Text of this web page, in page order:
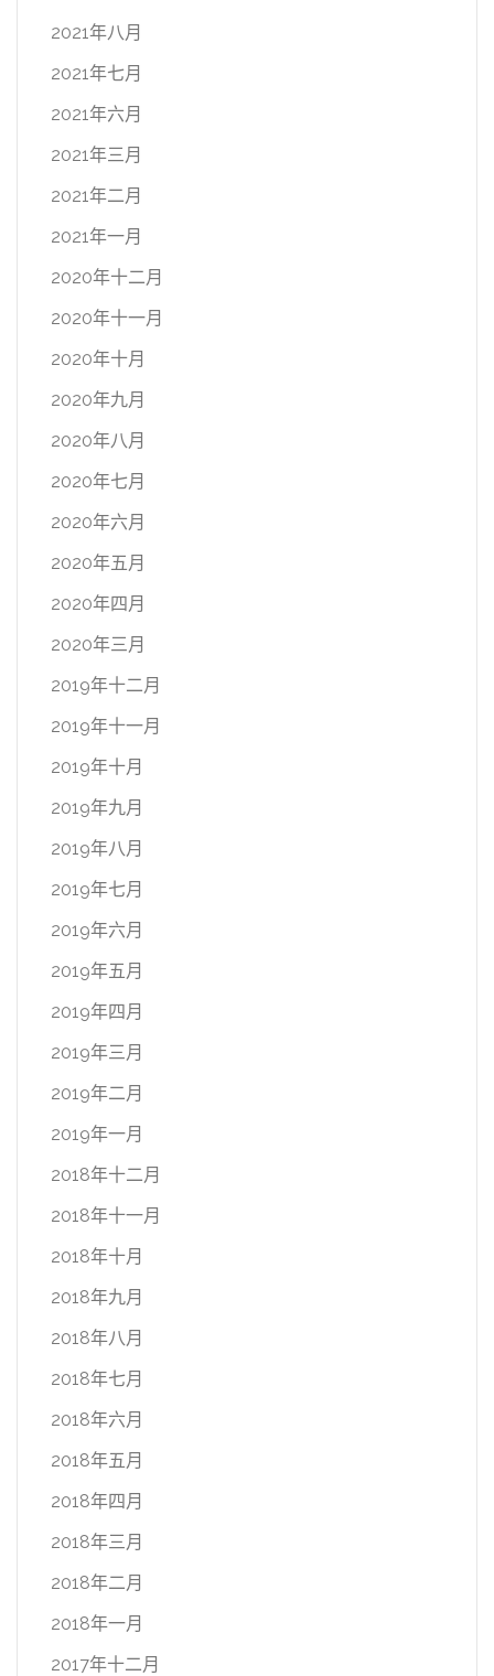
2021年八月
2021年七月
2021年六月
2021年三月
2021年二月
2021年一月
2020年十二月
2020年十一月
2020年十月
2020年九月
2020年八月
2020年七月
2020年六月
2020年五月
2020年四月
2020年三月
2019年十二月
2019年十一月
2019年十月
2019年九月
2019年八月
2019年七月
2019年六月
2019年五月
2019年四月
2019年三月
2019年二月
2019年一月
2018年十二月
2018年十一月
2018年十月
2018年九月
2018年八月
2018年七月
2018年六月
2018年五月
2018年四月
2018年三月
2018年二月
2018年一月
2017年十二月